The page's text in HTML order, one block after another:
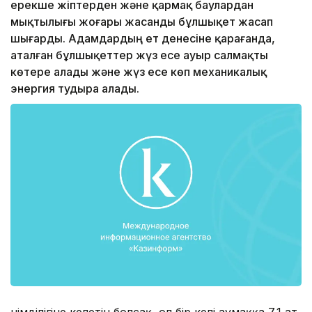
ерекше жіптерден және қармақ баулардан
мықтылығы жоғары жасанды бұлшықет жасап
шығарды. Адамдардың ет денесіне қарағанда,
аталған бұлшықеттер жүз есе ауыр салмақты
көтере алады және жүз есе көп механикалық
энергия тудыра алады.